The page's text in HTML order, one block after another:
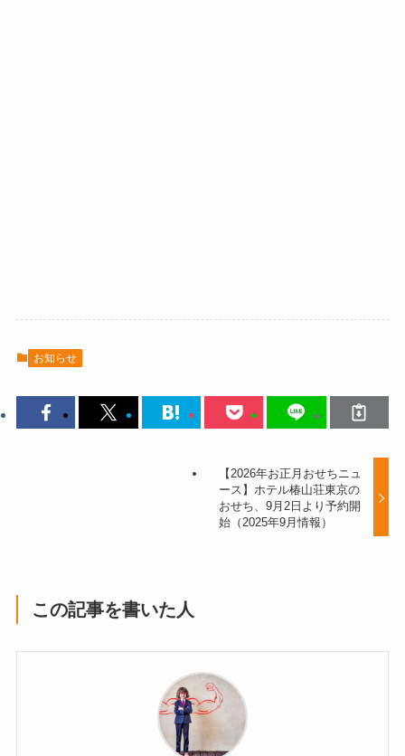
お知らせ
【2026年お正月おせちニュ
ース】ホテル椿山荘東京の
おせち、9月2日より予約開
始（2025年9月情報）
この記事を書いた人